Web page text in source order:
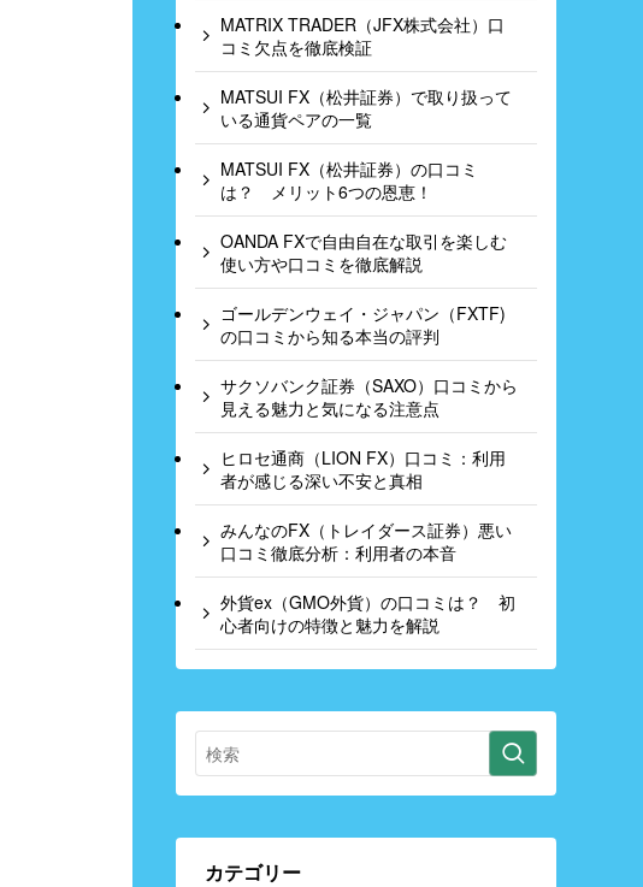
MATRIX TRADER（JFX株式会社）口
コミ欠点を徹底検証
MATSUI FX（松井証券）で取り扱って
いる通貨ペアの一覧
MATSUI FX（松井証券）の口コミ
は？ メリット6つの恩恵！
OANDA FXで自由自在な取引を楽しむ
使い方や口コミを徹底解説
ゴールデンウェイ・ジャパン（FXTF)
の口コミから知る本当の評判
サクソバンク証券（SAXO）口コミから
見える魅力と気になる注意点
ヒロセ通商（LION FX）口コミ：利用
者が感じる深い不安と真相
みんなのFX（トレイダース証券）悪い
口コミ徹底分析：利用者の本音
外貨ex（GMO外貨）の口コミは？ 初
心者向けの特徴と魅力を解説
カテゴリー